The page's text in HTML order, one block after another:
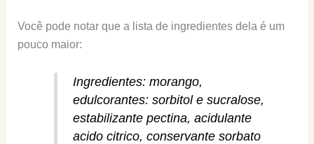
Você pode notar que a lista de ingredientes dela é um
pouco maior:
Ingredientes: morango,
edulcorantes: sorbitol e sucralose,
estabilizante pectina, acidulante
acido citrico, conservante sorbato